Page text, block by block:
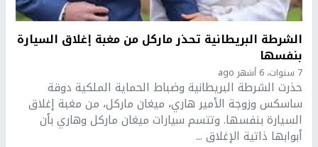
الشرطة البريطانية تحذر ماركل من مغبة إغلاق السيارة
بنفسها
7 سنوات، 6 أشهر ago
حذرت الشرطة البريطانية وضباط الحماية الملكية دوقة
ساسكس وزوجة الأمير هاري، ميغان ماركل، من مغبة إغلاق
السيارة بنفسها. وتتسم سيارات ميغان ماركل وهاري بأن
أبوابها ذاتية الإغلاق ...